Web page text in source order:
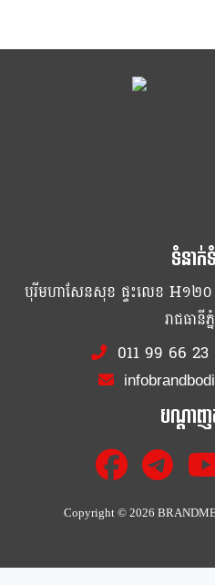
ទំនាក់
បុរីមហាសែនសុខ ផ្ទះលេខ H១២០
រាជធានី
011 99 66 23
បណ្ដា
Copyright ©2026